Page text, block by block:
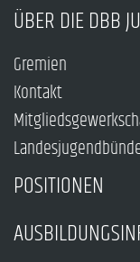
ÜBER DIE DBB
Gremien
Kontakt
POSITIONEN